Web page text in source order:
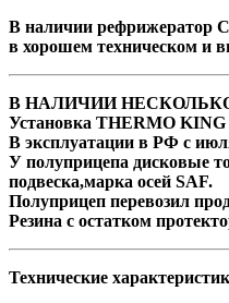
В наличии рефрижератор
в хорошем техническом и
В НАЛИЧИИ
Установка THERMO
В эксплуатации в РФ с
У полуприцепа дисковые
подвеска,марка осей SAF.
Полуприцеп перевозил
Резина с остатком
Технические